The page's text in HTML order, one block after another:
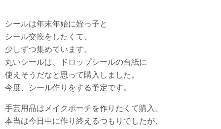
シールは年末年始に姪っ子と
シール交換をしたくて、
少しずつ集めています。
丸いシールは、ドロップシールの台紙に
使えそうだなと思って購入しました。
今度、シール作りをする予定です。
手芸用品はメイクポーチを作りたくて購入。
本当は今日中に作り終えるつもりでしたが、